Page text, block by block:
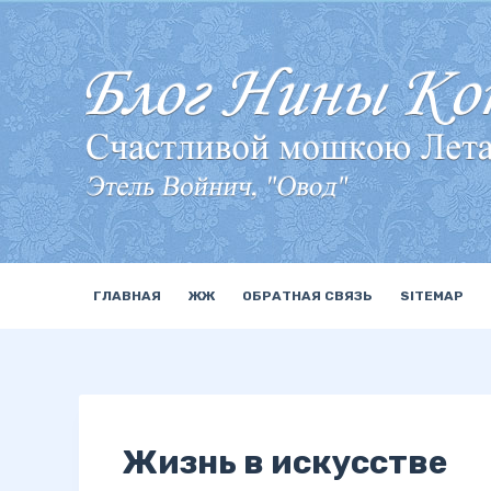
П
е
р
е
й
т
и
к
с
ГЛАВНАЯ ЖЖ ОБРАТНАЯ СВЯЗЬ SITEMAP
Жизнь в искусстве